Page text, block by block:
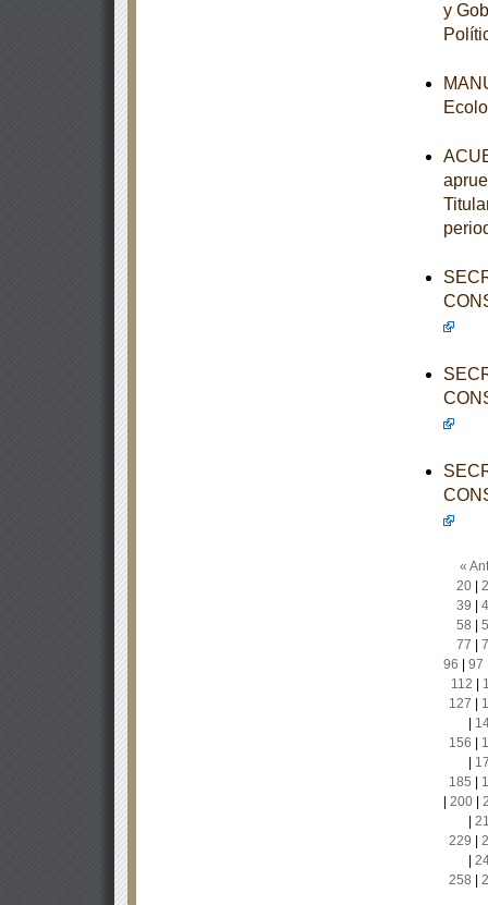
y
«
20|
39
58
77
96
97
112
127
156
185
200|
229
258